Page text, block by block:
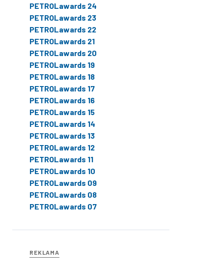
PETROLawards 24
PETROLawards 23
PETROLawards 22
PETROLawards 21
PETROLawards 20
PETROLawards 19
PETROLawards 18
PETROLawards 17
PETROLawards 16
PETROLawards 15
PETROLawards 14
PETROLawards 13
PETROLawards 12
PETROLawards 11
PETROLawards 10
PETROLawards 09
PETROLawards 08
PETROLawards 07
REKLAMA